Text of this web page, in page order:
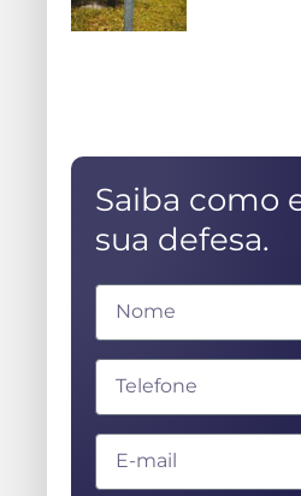
Saiba como
sua defesa.